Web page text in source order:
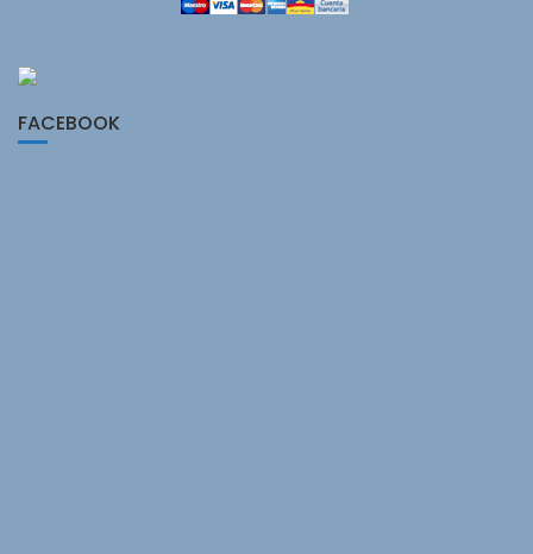
FACEBOOK